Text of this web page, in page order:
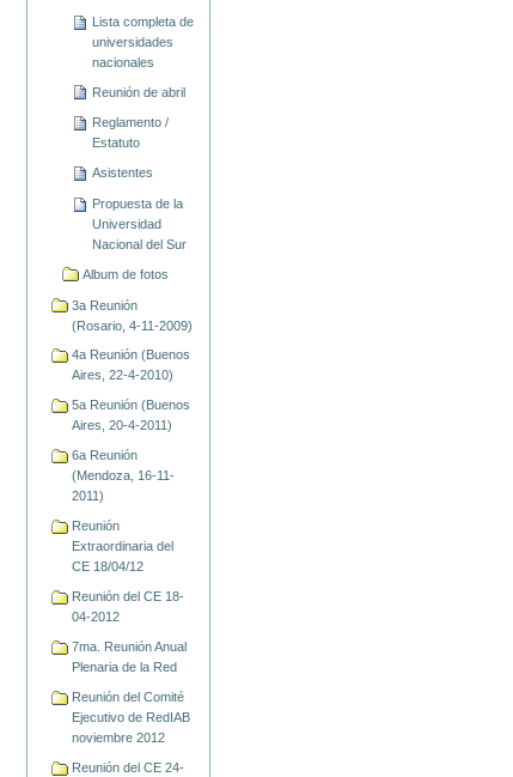
Lista completa de
universidades
nacionales
Reunión de abril
Reglamento /
Estatuto
Asistentes
Propuesta de la
Universidad
Nacional del Sur
Album de fotos
3a Reunión
(Rosario, 4-11-2009)
4a Reunión (Buenos
Aires, 22-4-2010)
5a Reunión (Buenos
Aires, 20-4-2011)
6a Reunión
(Mendoza, 16-11-
2011)
Reunión
Extraordinaria del
CE 18/04/12
Reunión del CE 18-
04-2012
7ma. Reunión Anual
Plenaria de la Red
Reunión del Comité
Ejecutivo de RedIAB
noviembre 2012
Reunión del CE 24-